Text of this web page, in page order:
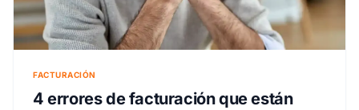
FACTURACIÓN
4 errores de facturación que están